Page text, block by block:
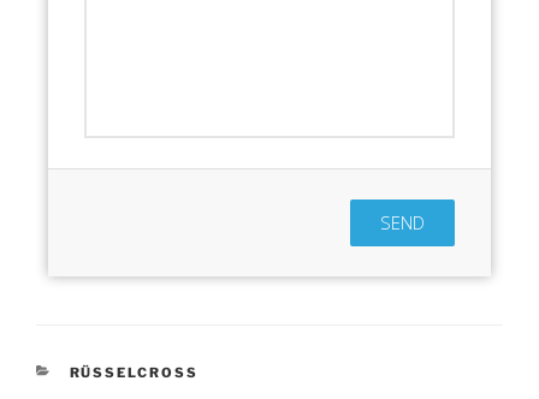
SEND
KATEGORIEN
RÜSSELCROSS